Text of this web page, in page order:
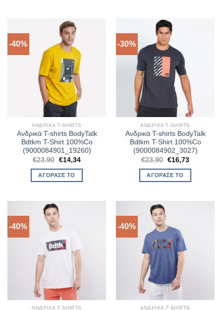
-40%
ΑΝΔΡΙΚΆ T-SHIRTS
Ανδρικά T-shirts BodyTalk
Bdtkm T-Shirt 100%Co
(9000084901_19260)
€23,90 Original
price
was:
€23,90.
€14,34Η
τιμή
ΑΓΌΡΑΣΈ ΤΟ
-30%
ΑΝΔΡΙΚΆ T-SHIRTS
Ανδρικά T-shirts BodyTalk
Bdtkm T-Shirt 100%Co
(9000084902_3027)
€23,90 Original
price
was:
€23,90.
€16,73Η
τιμή
ΑΓΌΡΑΣΈ ΤΟ
-40%
ΑΝΔΡΙΚΆ T-SHIRTS
-40%
ΑΝΔΡΙΚΆ T-SHIRTS